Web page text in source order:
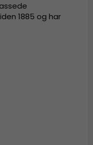
1885 og har